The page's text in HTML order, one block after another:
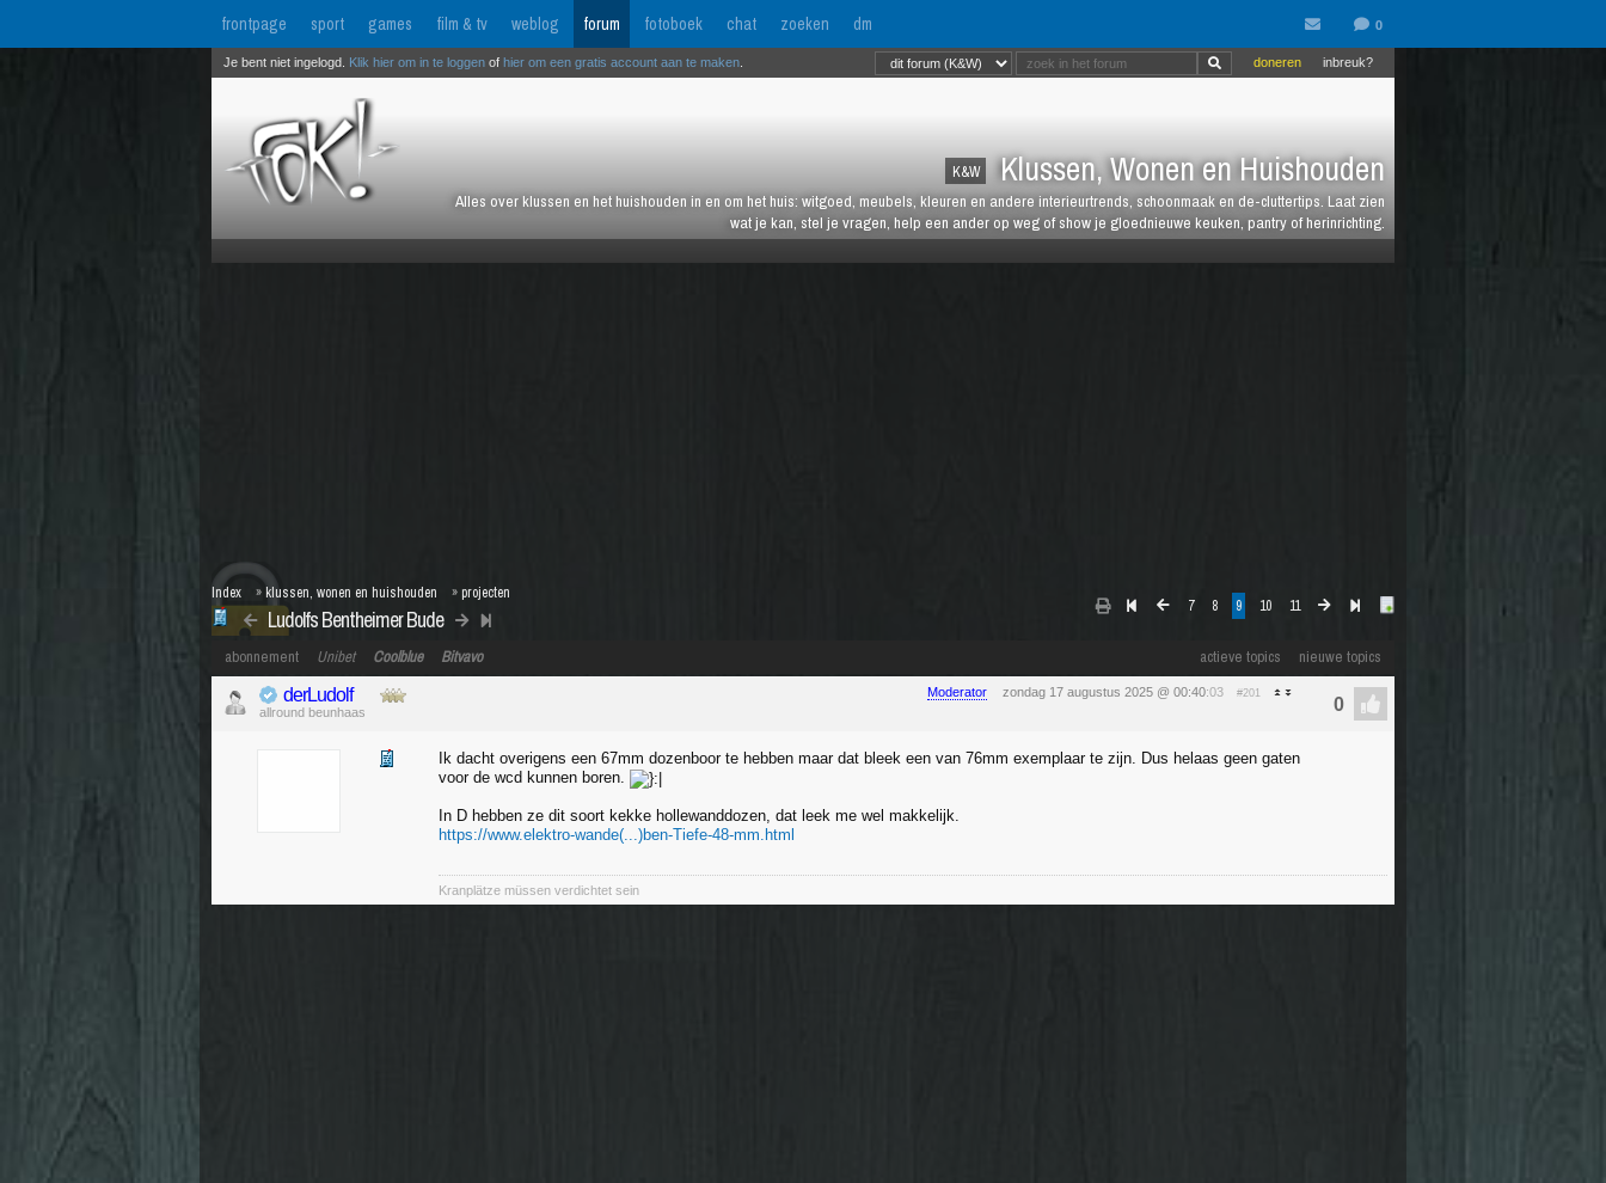
frontpage sport games film & tv weblog forum fotoboek chat zoeken dm
K&W Klussen, Wonen en Huishouden
Alles over klussen en het huishouden in en om het huis: witgoed, meubels, kleuren en andere interieurtrends, schoonmaak en de-cluttertips. Laat zien
wat je kan, stel je vragen, help een ander op weg of show je gloednieuwe keuken, pantry of herinrichting.
inbreuk?
doneren
Je bent niet ingelogd. Klik hier om in te loggen of hier om een gratis account aan te maken
7 8 9 10 11
Ludolfs Bentheimer Bude
Index » klussen, wonen en huishouden » projecten
actieve topics nieuwe topics
abonnement Unibet Coolblue Bitvavo
Moderator zondag 17 augustus 2025 @ 00:40:03 #201
derLudolf
allround beunhaas
Ik dacht overigens een 67mm dozenboor te hebben maar dat bleek een van 76mm exemplaar te zijn. Dus helaas geen gaten
voor de wcd kunnen boren.
In D hebben ze dit soort kekke hollewanddozen, dat leek me wel makkelijk.
https://www.elektro-wande(...)ben-Tiefe-48-mm.html
Kranplätze müssen verdichtet sein